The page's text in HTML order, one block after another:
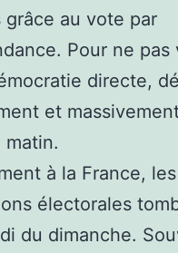
grâce au vote par
Pour ne pas
directe,
et
matin.
à la France,
électorales
du dimanche.